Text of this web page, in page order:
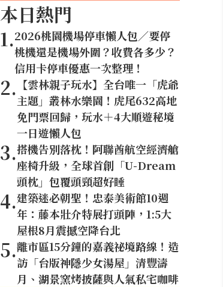
本日熱門
1.2026桃園機場停車懶人包／要停
桃機還是機場外圍？收費各多少？
信用卡停車優惠一次整理！
2. 【雲林親子玩水】全台唯一「虎爺
主題」叢林水樂園！虎尾632高地
免門票回歸，玩水＋4大順遊秘境
一日遊懶人包
3.搭機告別落枕！阿聯酋航空經濟艙
座椅升級，全球首創「U-Dream
頭枕」包覆頭頸超好睡
4.建築迷必朝聖！忠泰美術館10週
年：藤本壯介特展打頭陣，1:5大
屋根8月震撼空降台北
5.離市區15分鐘的嘉義祕境路線！造
訪「台版神隱少女湯屋」清豐濤
月、湖景窯烤披薩與人氣私宅咖啡